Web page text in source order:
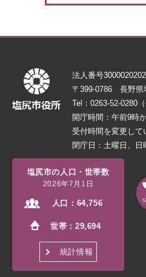
法人番号
〒399-0786 長野県
Tel：0263-52-0280（
開庁時間：午前9時
受付時間を変更して
閉庁日：土曜日、
塩尻市の人口・世帯数
2026年7月1日
人口： 64,756
世帯：29,694
統計情報